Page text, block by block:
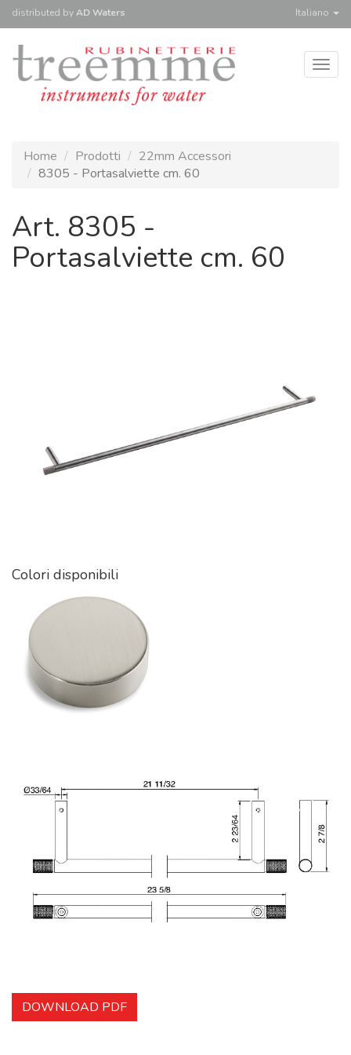
distributed byAD Waters Italiano
Home Prodotti
22mm Accessori
8305 - Portasalviette cm. 60
Art. 8305 -
Portasalviette cm. 60
Colori disponibili
DOWNLOAD PDF